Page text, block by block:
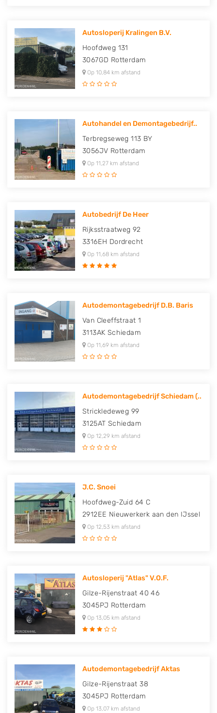
Autosloperij Kralingen B.V.
Hoofdweg 131
3067GD Rotterdam
Op 10,84 km afstand
Autohandel en Demontagebedrijf..
Terbregseweg 113 BY
3056JV Rotterdam
Op 11,27 km afstand
Autobedrijf De Heer
Rijksstraatweg 92
3316EH Dordrecht
Op 11,68 km afstand
Autodemontagebedrijf D.B. Baris
Van Cleeffstraat 1
3113AK Schiedam
Op 11,69 km afstand
Autodemontagebedrijf Schiedam (..
Strickledeweg 99
3125AT Schiedam
Op 12,29 km afstand
J.C. Snoei
Hoofdweg-Zuid 64 C
2912EE Nieuwerkerk aan den IJssel
Op 12,53 km afstand
Autosloperij "Atlas" V.O.F.
Gilze-Rijenstraat 40 46
3045PJ Rotterdam
Op 13,05 km afstand
Autodemontagebedrijf Aktas
Gilze-Rijenstraat 38
3045PJ Rotterdam
Op 13,07 km afstand